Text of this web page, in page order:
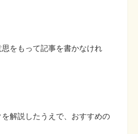
をもって記事を書かなけれ
解説したうえで、おすすめの